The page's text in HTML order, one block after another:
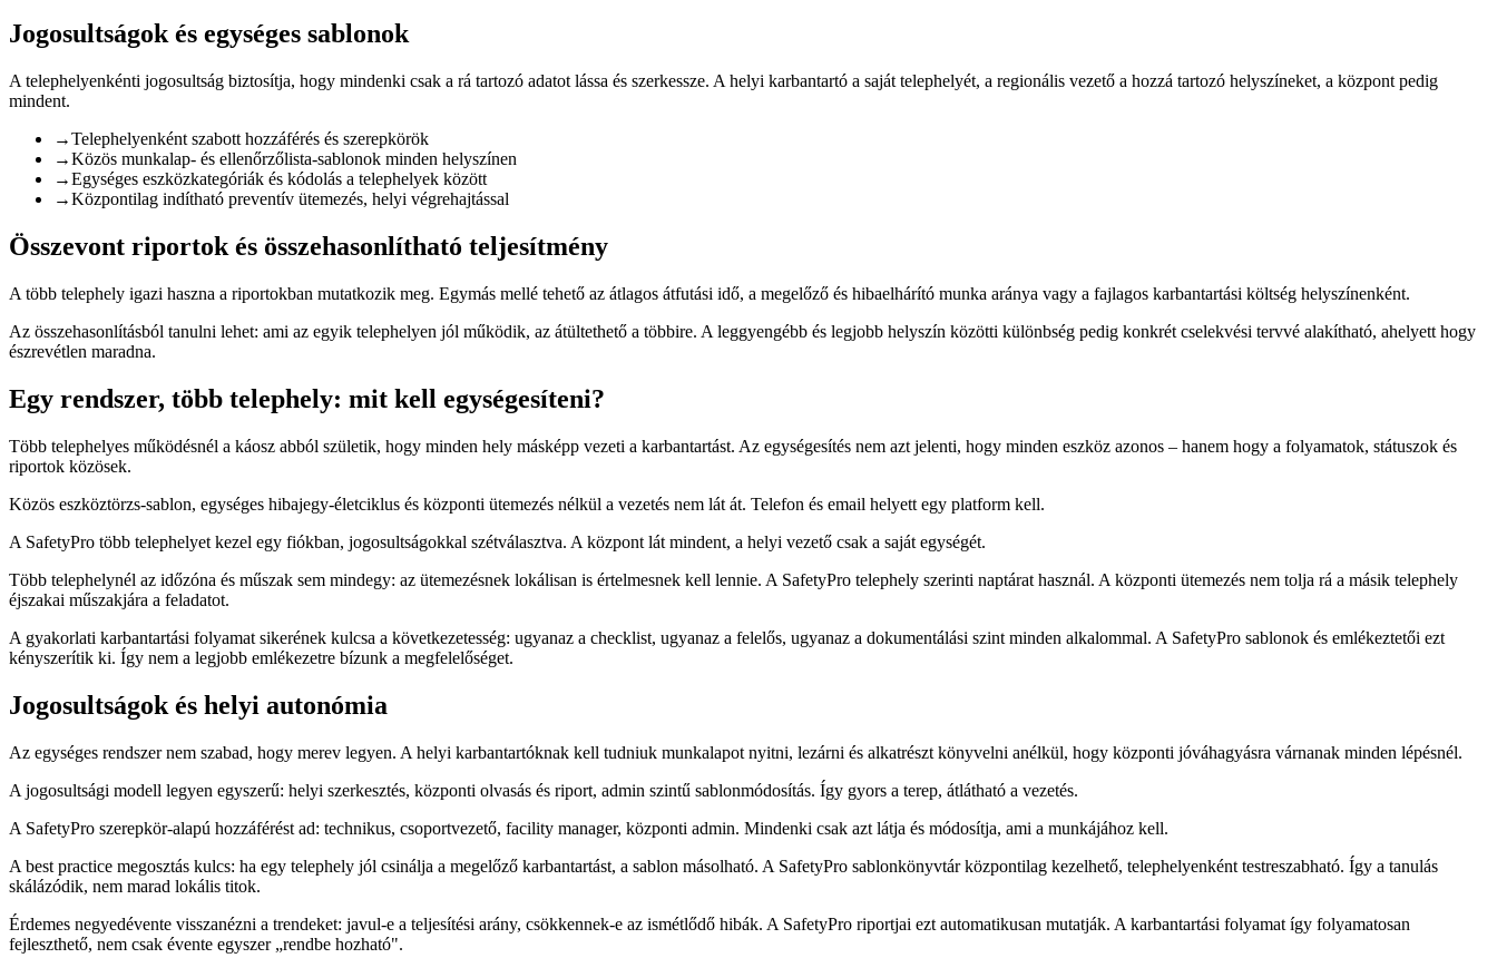
Jogosultságok és egységes sablonok
A telephelyenkénti jogosultság biztosítja, hogy mindenki csak a rá tartozó adatot lássa és szerkessze. A helyi karbantartó a saját telephelyét, a regionális vezető a hozzá tartozó helyszíneket, a központ pedig
mindent.
→Telephelyenként szabott hozzáférés és szerepkörök
→Közös munkalap- és ellenőrzőlista-sablonok minden helyszínen
→Egységes eszközkategóriák és kódolás a telephelyek között
→Központilag indítható preventív ütemezés, helyi végrehajtással
Összevont riportok és összehasonlítható teljesítmény
A több telephely igazi haszna a riportokban mutatkozik meg. Egymás mellé tehető az átlagos átfutási idő, a megelőző és hibaelhárító munka aránya vagy a fajlagos karbantartási költség helyszínenként.
Az összehasonlításból tanulni lehet: ami az egyik telephelyen jól működik, az átültethető a többire. A leggyengébb és legjobb helyszín közötti különbség pedig konkrét cselekvési tervvé alakítható, ahelyett hogy
észrevétlen maradna.
Egy rendszer, több telephely: mit kell egységesíteni?
Több telephelyes működésnél a káosz abból születik, hogy minden hely másképp vezeti a karbantartást. Az egységesítés nem azt jelenti, hogy minden eszköz azonos – hanem hogy a folyamatok, státuszok és
riportok közösek.
Közös eszköztörzs-sablon, egységes hibajegy-életciklus és központi ütemezés nélkül a vezetés nem lát át. Telefon és email helyett egy platform kell.
A SafetyPro több telephelyet kezel egy fiókban, jogosultságokkal szétválasztva. A központ lát mindent, a helyi vezető csak a saját egységét.
Több telephelynél az időzóna és műszak sem mindegy: az ütemezésnek lokálisan is értelmesnek kell lennie. A SafetyPro telephely szerinti naptárat használ. A központi ütemezés nem tolja rá a másik telephely
éjszakai műszakjára a feladatot.
A gyakorlati karbantartási folyamat sikerének kulcsa a következetesség: ugyanaz a checklist, ugyanaz a felelős, ugyanaz a dokumentálási szint minden alkalommal. A SafetyPro sablonok és emlékeztetői ezt
kényszerítik ki. Így nem a legjobb emlékezetre bízunk a megfelelőséget.
Jogosultságok és helyi autonómia
Az egységes rendszer nem szabad, hogy merev legyen. A helyi karbantartóknak kell tudniuk munkalapot nyitni, lezárni és alkatrészt könyvelni anélkül, hogy központi jóváhagyásra várnanak minden lépésnél.
A jogosultsági modell legyen egyszerű: helyi szerkesztés, központi olvasás és riport, admin szintű sablonmódosítás. Így gyors a terep, átlátható a vezetés.
A SafetyPro szerepkör-alapú hozzáférést ad: technikus, csoportvezető, facility manager, központi admin. Mindenki csak azt látja és módosítja, ami a munkájához kell.
A best practice megosztás kulcs: ha egy telephely jól csinálja a megelőző karbantartást, a sablon másolható. A SafetyPro sablonkönyvtár központilag kezelhető, telephelyenként testreszabható. Így a tanulás
skálázódik, nem marad lokális titok.
Érdemes negyedévente visszanézni a trendeket: javul-e a teljesítési arány, csökkennek-e az ismétlődő hibák. A SafetyPro riportjai ezt automatikusan mutatják. A karbantartási folyamat így folyamatosan
fejleszthető, nem csak évente egyszer „rendbe hozható".